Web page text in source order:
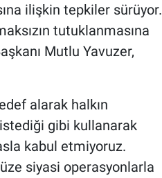
ilişkin tepkiler sürüyor.
tutuklanmasına
Mutlu Yavuzer,
alarak halkın
istediği gibi kullanarak
kabul etmiyoruz.
siyasi operasyonlarla